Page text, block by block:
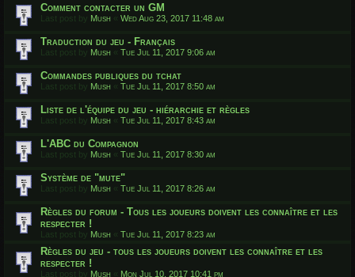
Comment contacter un GM
Last post by Mush « Wed Aug 23, 2017 11:48 am
Traduction du jeu - Français
Last post by Mush « Tue Jul 11, 2017 9:06 am
Commandes publiques du tchat
Last post by Mush « Tue Jul 11, 2017 8:50 am
Liste de l'équipe du jeu - hiérarchie et règles
Last post by Mush « Tue Jul 11, 2017 8:43 am
L'ABC du Compagnon
Last post by Mush « Tue Jul 11, 2017 8:30 am
Système de "mute"
Last post by Mush « Tue Jul 11, 2017 8:26 am
Règles du forum - Tous les joueurs doivent les connaître et les
respecter !
Last post by Mush « Tue Jul 11, 2017 8:23 am
Règles du jeu - tous les joueurs doivent les connaître et les
respecter !
Last post by Mush « Mon Jul 10, 2017 10:41 pm